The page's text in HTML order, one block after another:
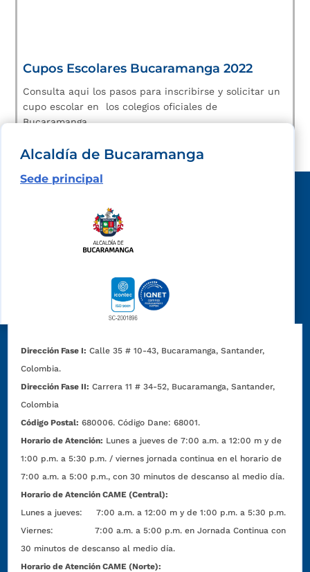
Cupos Escolares Bucaramanga 2022
Consulta aqui los pasos para inscribirse y solicitar un
cupo escolar en los colegios oficiales de
Bucaramanga.
Alcaldía de Bucaramanga
Sede principal
Dirección Fase I: Calle 35 # 10-43, Bucaramanga, Santander,
Colombia.
Dirección Fase II: Carrera 11 # 34-52, Bucaramanga, Santander,
Colombia
Código Postal: 680006. Código Dane: 68001.
Horario de Atención: Lunes a jueves de 7:00 a.m. a 12:00 m y de
1:00 p.m. a 5:30 p.m. / viernes jornada continua en el horario de
7:00 a.m. a 5:00 p.m., con 30 minutos de descanso al medio día.
Horario de Atención CAME (Central):
Lunes a jueves: 7:00 a.m. a 12:00 m y de 1:00 p.m. a 5:30 p.m.
Viernes: 7:00 a.m. a 5:00 p.m. en Jornada Continua con
30 minutos de descanso al medio día.
Horario de Atención CAME (Norte):